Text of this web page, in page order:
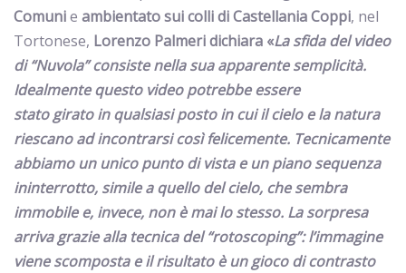
Comunie ambientato sui colli di Castellania Coppi, nel
Tortonese, Lorenzo Palmeri dichiara «La sfida del video
di “Nuvola” consiste nella sua apparente semplicità.
Idealmente questo video potrebbe essere
stato girato in qualsiasi posto in cui il cielo e la natura
riescano ad incontrarsi così felicemente. Tecnicamente
abbiamo un unico punto di vista e un piano sequenza
ininterrotto, simile a quello del cielo, che sembra
immobile e, invece, non è mai lo stesso. La sorpresa
arriva grazie alla tecnica del “rotoscoping”: l’immagine
viene scomposta e il risultato è un gioco di contrasto